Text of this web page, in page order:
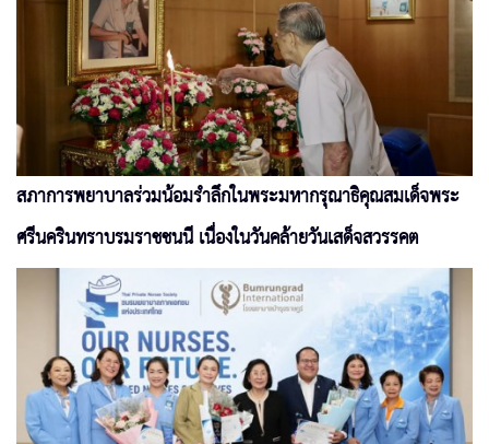
สภาการพยาบาลร่วมน้อมรำลึกในพระมหากรุณาธิคุณสมเด็จพระ
ศรีนครินทราบรมราชชนนี เนื่องในวันคล้ายวันเสด็จสวรรคต